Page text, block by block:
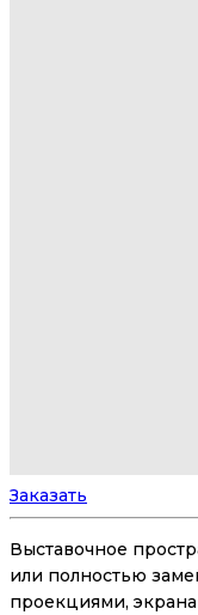
Заказать
Выставочное
или полностью
проекциями,